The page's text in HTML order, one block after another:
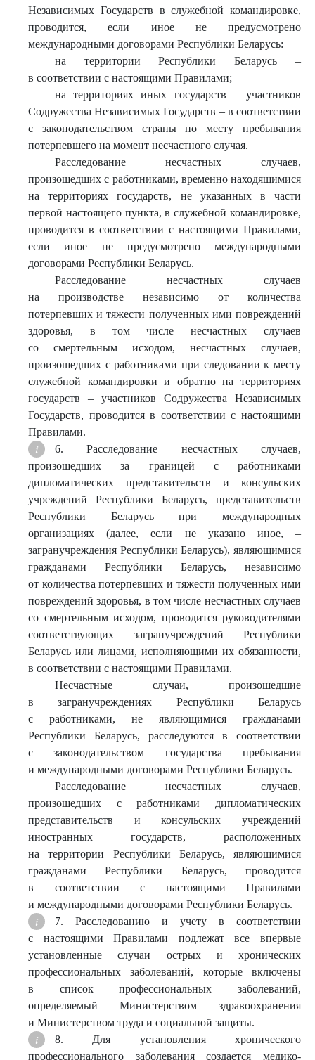
Независимых Государств в служебной командировке,
проводится, если иное не предусмотрено
международными договорами Республики Беларусь:
на территории Республики Беларусь –
в соответствии с настоящими Правилами;
на территориях иных государств – участников
Содружества Независимых Государств – в соответствии
с законодательством страны по месту пребывания
потерпевшего на момент несчастного случая.
Расследование несчастных случаев,
произошедших с работниками, временно находящимися
на территориях государств, не указанных в части
первой настоящего пункта, в служебной командировке,
проводится в соответствии с настоящими Правилами,
если иное не предусмотрено международными
договорами Республики Беларусь.
Расследование несчастных случаев
на производстве независимо от количества
потерпевших и тяжести полученных ими повреждений
здоровья, в том числе несчастных случаев
со смертельным исходом, несчастных случаев,
произошедших с работниками при следовании к месту
служебной командировки и обратно на территориях
государств – участников Содружества Независимых
Государств, проводится в соответствии с настоящими
Правилами.
6. Расследование несчастных случаев,
произошедших за границей с работниками
дипломатических представительств и консульских
учреждений Республики Беларусь, представительств
Республики Беларусь при международных
организациях (далее, если не указано иное, –
загранучреждения Республики Беларусь), являющимися
гражданами Республики Беларусь, независимо
от количества потерпевших и тяжести полученных ими
повреждений здоровья, в том числе несчастных случаев
со смертельным исходом, проводится руководителями
соответствующих загранучреждений Республики
Беларусь или лицами, исполняющими их обязанности,
в соответствии с настоящими Правилами.
Несчастные случаи, произошедшие
в загранучреждениях Республики Беларусь
с работниками, не являющимися гражданами
Республики Беларусь, расследуются в соответствии
с законодательством государства пребывания
и международными договорами Республики Беларусь.
Расследование несчастных случаев,
произошедших с работниками дипломатических
представительств и консульских учреждений
иностранных государств, расположенных
на территории Республики Беларусь, являющимися
гражданами Республики Беларусь, проводится
в соответствии с настоящими Правилами
и международными договорами Республики Беларусь.
7. Расследованию и учету в соответствии
с настоящими Правилами подлежат все впервые
установленные случаи острых и хронических
профессиональных заболеваний, которые включены
в список профессиональных заболеваний,
определяемый Министерством здравоохранения
и Министерством труда и социальной защиты.
8. Для установления хронического
профессионального заболевания создается медико-